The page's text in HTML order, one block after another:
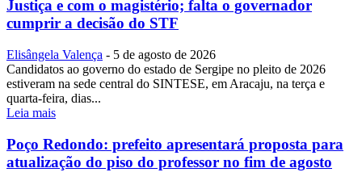
Justiça e com o magistério; falta o governador
cumprir a decisão do STF
Elisângela Valença - 5 de agosto de 2026
Candidatos ao governo do estado de Sergipe no pleito de 2026
estiveram na sede central do SINTESE, em Aracaju, na terça e
quarta-feira, dias...
Leia mais
Poço Redondo: prefeito apresentará proposta para
atualização do piso do professor no fim de agosto